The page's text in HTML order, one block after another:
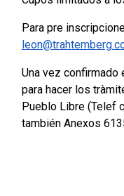
Para pre
Una vez confirmado
para hacer los
Pueblo Libre (Telef
también Anexos